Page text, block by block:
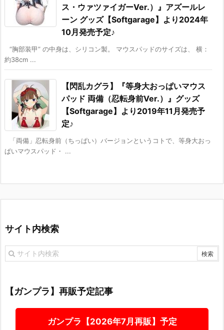
ス・ウァツァイガーVer.）』アズールレ
ーン グッズ【Softgarage】より2024年
10月発売予定♪
“胸部装甲” の中身は、シリコン製。 マウスパッドのサイズは、 横：
約38cm ...
【閃乱カグラ】『等身大おっぱいマウス
パッド 両備（忍転身前Ver.）』グッズ
【Softgarage】より2019年11月発売予
定♪
「両備」忍転身前（ちっぱい）バージョンというコトで、等身大おっ
ぱいマウスパッド・ ...
サイト内検索
【ガンプラ】再販予定記事
ガンプラ【2026年7月再販】予定